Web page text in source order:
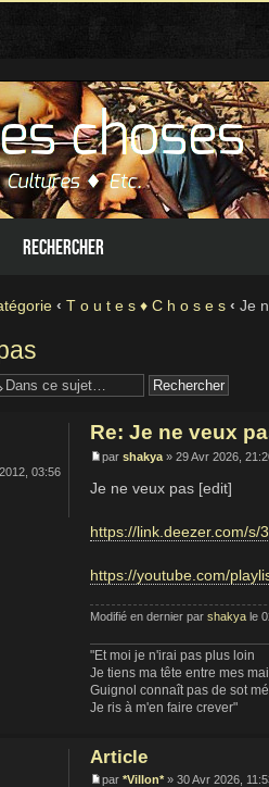
Rechercher
‹ T o u t e s ♦ C h o s e s ‹ Je
Re: Je ne veux
par shakya » 29 Avr 2026,
Je ne veux pas [edit]
https://link.deezer.com/s/
https://youtube.com/
Modifié en dernier par shakya le
"Et moi je n'irai pas plus loin
Je tiens ma tête entre mes
Guignol connaît pas de sot
Je ris à m'en faire crever"
03:56
Article
par *Villon* » 30 Avr 2026,